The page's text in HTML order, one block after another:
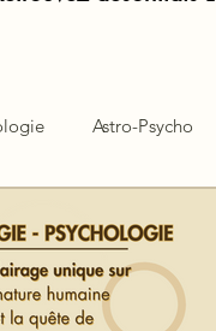
Astro-Psycho